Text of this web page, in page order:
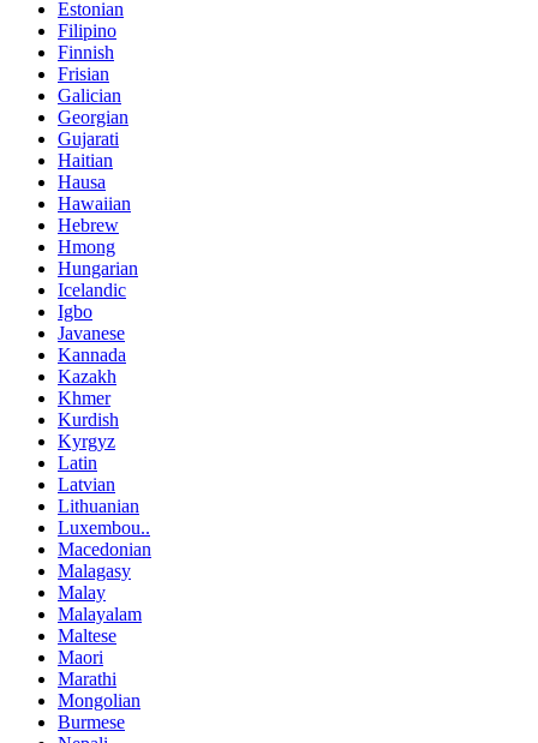
Estonian
Filipino
Finnish
Frisian
Galician
Georgian
Gujarati
Haitian
Hausa
Hawaiian
Hebrew
Hmong
Hungarian
Icelandic
Igbo
Javanese
Kannada
Kazakh
Khmer
Kurdish
Kyrgyz
Latin
Latvian
Lithuanian
Luxembou..
Macedonian
Malagasy
Malay
Malayalam
Maltese
Maori
Marathi
Mongolian
Burmese